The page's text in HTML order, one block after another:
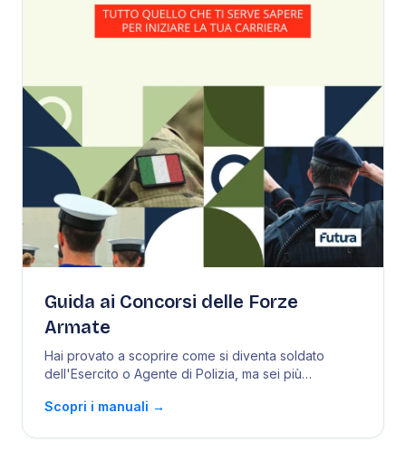
Guida ai Concorsi delle Forze
Armate
Hai provato a scoprire come si diventa soldato
dell'Esercito o Agente di Polizia, ma sei più
Scopri i manuali →